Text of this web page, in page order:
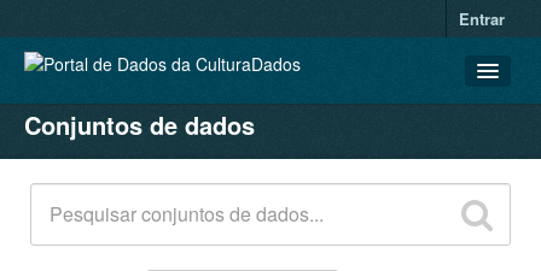
Entrar
CONJUNTOS DE DADOS
ORGANIZAÇÕES
GRUPOS
SOBRE
Conjuntos de dados